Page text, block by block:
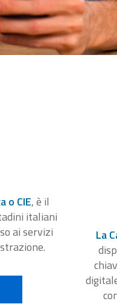
o CIE, è il
italiani
ai servizi
La